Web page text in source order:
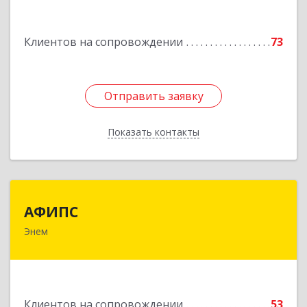
Клиентов на сопровождении 73
Отправить заявку
Показать контакты
Отправить заявку
Назад
АФИПС
Энем
385132, Адыгея Респ, Тахтамукайский р-н, Энем